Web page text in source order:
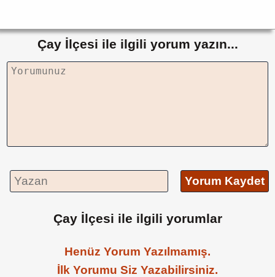
Çay İlçesi ile ilgili yorum yazın...
Yorum Kaydet
Çay İlçesi ile ilgili yorumlar
Henüz Yorum Yazılmamış.
İlk Yorumu Siz Yazabilirsiniz.